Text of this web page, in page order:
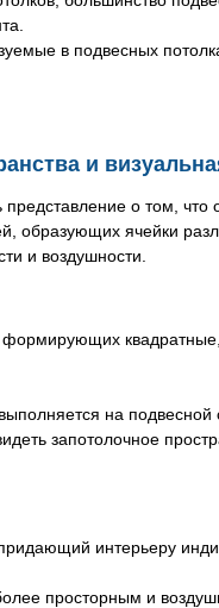
в подвесных
и
представление о том, что
образующих ячейки
и воздушности.
на подвесной
запотолочное
интерьеру
просторным и